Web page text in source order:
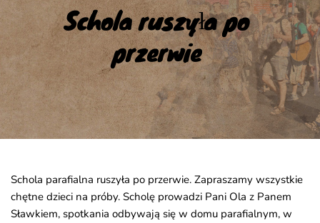
Schola ruszyła po
przerwie
Schola parafialna ruszyła po przerwie. Zapraszamy wszystkie
chętne dzieci na próby. Scholę prowadzi Pani Ola z Panem
Sławkiem, spotkania odbywają się w domu parafialnym, w